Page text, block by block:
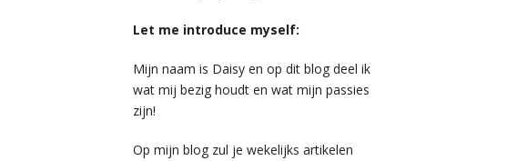
Let me introduce myself:
Mijn naam is Daisy en op dit blog deel ik
wat mij bezig houdt en wat mijn passies
zijn!
Op mijn blog zul je wekelijks artikelen